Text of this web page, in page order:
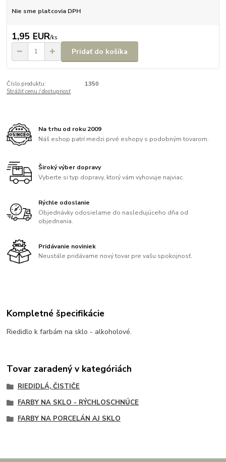
Nie sme platcovia DPH
1,95 EUR/ks
Pridať do košíka
Číslo produktu:
1350
Strážiť cenu / dostupnosť
Na trhu od roku 2009
Náš eshop patrí medzi prvé eshopy s podobným tovarom.
Široký výber dopravy
Vyberte si typ dopravy, ktorý vám vyhovuje najviac.
Rýchle odoslanie
Objednávky odosielame do nasledujúceho dňa od
objednania.
Pridávanie noviniek
Neustále pridávame nový tovar pre vašu spokojnosť.
Kompletné špecifikácie
Riedidlo k farbám na sklo - alkoholové.
Tovar zaradený v kategóriách
RIEDIDLÁ, ČISTIČE
FARBY NA SKLO - RÝCHLOSCHNÚCE
FARBY NA PORCELÁN AJ SKLO